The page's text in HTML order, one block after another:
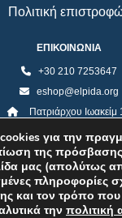
Πολιτική
ΕΠΙΚΟΙΝΩΝΙΑ
+30 210 7253647
eshop@elpida.org
Πατριάρχου Ιωακείμ 1,
για την
της
μας (απολύτως
πληροφορίες
και τον τρόπο που
την